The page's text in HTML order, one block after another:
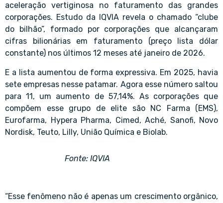
aceleração vertiginosa no faturamento das grandes
corporações. Estudo da IQVIA revela o chamado “clube
do bilhão”, formado por corporações que alcançaram
cifras bilionárias em faturamento (preço lista dólar
constante) nos últimos 12 meses até janeiro de 2026.
E a lista aumentou de forma expressiva. Em 2025, havia
sete empresas nesse patamar. Agora esse número saltou
para 11, um aumento de 57,14%. As corporações que
compõem esse grupo de elite são NC Farma (EMS),
Eurofarma, Hypera Pharma, Cimed, Aché, Sanofi, Novo
Nordisk, Teuto, Lilly, União Química e Biolab.
Fonte: IQVIA
“Esse fenômeno não é apenas um crescimento orgânico,